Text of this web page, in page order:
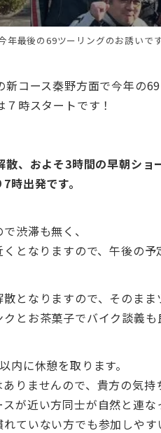
年最後の69ツーリングのお誘いです
コース秦野方面で今年の
時スタートです！
、およそ3時間の早朝ショ
時出発です。
渋滞も無く、
となりますので、午後の予
となりますので、そのま
とお茶菓子でバイク談義も
内に休憩を取ります。
りませんので、貴方の気持
が近い方同士が自然と連な
ていない方でも参加しやす